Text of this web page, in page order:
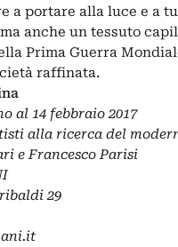
a portare alla luce e a
anche un tessuto
Prima Guerra
raffinata.
al 14 febbraio 2017
alla ricerca del
e Francesco Parisi
29